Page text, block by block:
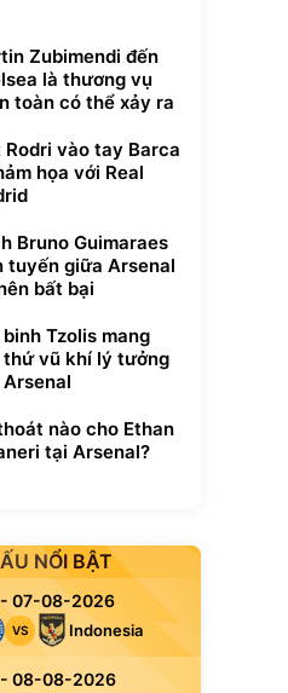
Zubimendi đến
là thương vụ
toàn có thể xảy ra
Rodri vào tay Barca
họa với Real
Bruno Guimaraes
tuyến giữa Arsenal
bất bại
binh Tzolis mang
thứ vũ khí lý tưởng
nào cho Ethan
tại Arsenal?
NỔI BẬT
07-08-2026
VS Indonesia
08-08-2026